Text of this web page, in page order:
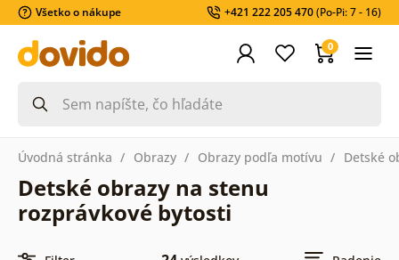
Všetko o nákupe +421 222 205 470(Po-Pi: 7 - 16)
0
Úvodná stránka Obrazy Obrazy podľa motívu Detské
Detské obrazy na stenu
rozprávkové bytosti